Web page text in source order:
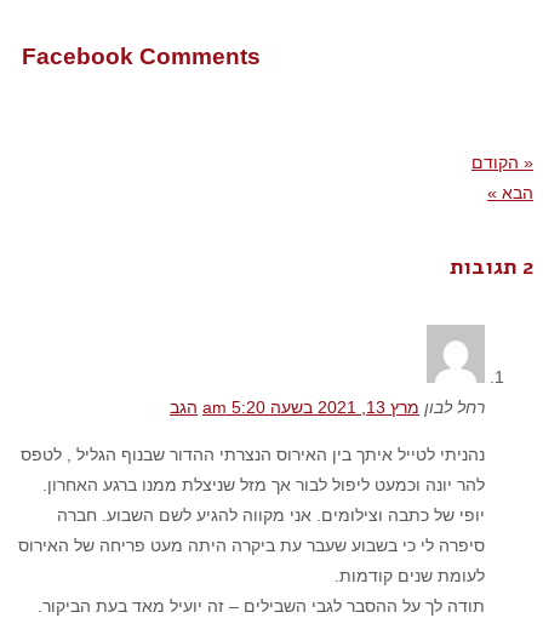
Facebook Comments
« הקודם
הבא »
2 תגובות
רחל לבון מרץ 13, 2021 בשעה 5:20 am הגב
נהניתי לטייל איתך בין האירוס הנצרתי ההדור שבנוף הגליל , לטפס
להר יונה וכמעט ליפול לבור אך מזל שניצלת ממנו ברגע האחרון.
יופי של כתבה וצילומים. אני מקווה להגיע לשם השבוע. חברה
סיפרה לי כי בשבוע שעבר עת ביקרה היתה מעט פריחה של האירוס
לעומת שנים קודמות.
תודה לך על ההסבר לגבי השבילים – זה יועיל מאד בעת הביקור.